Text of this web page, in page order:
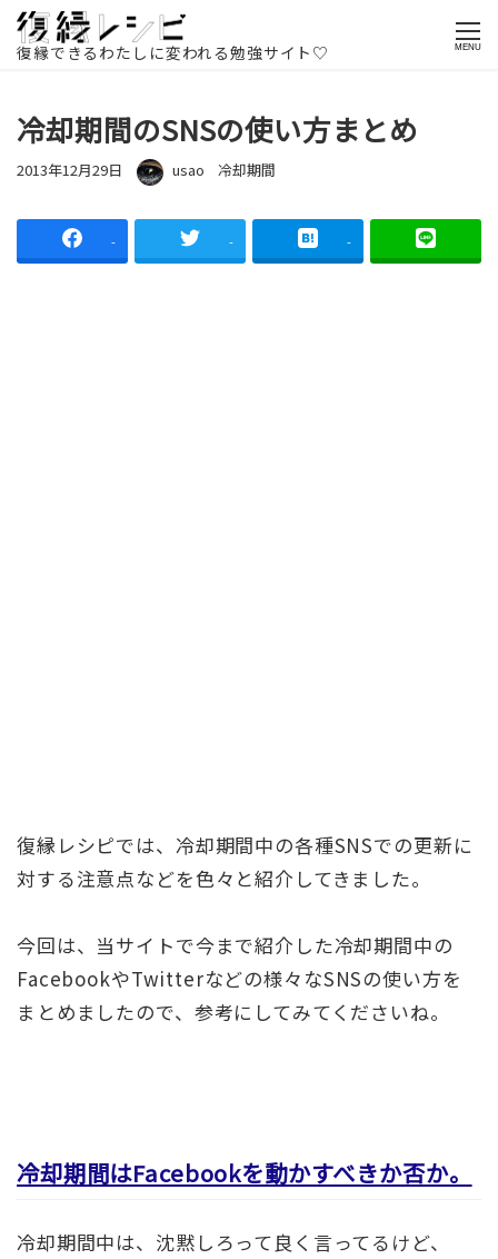
復縁できるわたしに変われる勉強サイト♡ MENU
ホームページ 記事一覧
冷却期間の
SNSの使い方まとめ
冷却期間のSNSの使い方まとめ
投稿日
2013年12月29日 著者 usao カテゴリー
冷却期間
- - -
復縁レシピでは、冷却期間中の各種SNSでの更新に
対する注意点などを色々と紹介してきました。
今回は、当サイトで今まで紹介した冷却期間中の
FacebookやTwitterなどの様々なSNSの使い方を
まとめましたので、参考にしてみてくださいね。
冷却期間はFacebookを動かすべきか否か。
冷却期間中は、沈黙しろって良く言ってるけど、